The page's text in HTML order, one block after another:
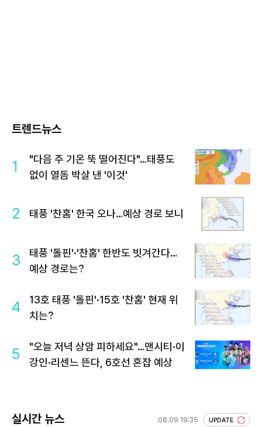
트렌드뉴스
1
"다음 주 기온 뚝 떨어진다"…태풍도
없이 열돔 박살 낸 '이것'
2 태풍 '찬홈' 한국 오나…예상 경로 보니
3
태풍 '돌핀'·'찬홈' 한반도 빗겨간다…
예상 경로는?
4
13호 태풍 '돌핀'·15호 '찬홈' 현재 위
치는?
5
"오늘 저녁 상암 피하세요"…맨시티·이
강인·리센느 뜬다, 6호선 혼잡 예상
실시간 뉴스 08.09 19:35 UPDATE